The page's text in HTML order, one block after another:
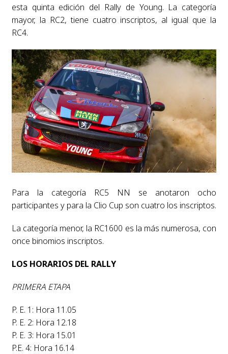
esta quinta edición del Rally de Young. La categoría
mayor, la RC2, tiene cuatro inscriptos, al igual que la
RC4.
Para la categoría RC5 NN se anotaron ocho
participantes y para la Clio Cup son cuatro los inscriptos.
La categoría menor, la RC1600 es la más numerosa, con
once binomios inscriptos.
LOS HORARIOS DEL RALLY
PRIMERA ETAPA
P. E. 1: Hora 11.05
P. E. 2: Hora 12.18
P. E. 3: Hora 15.01
P.E. 4: Hora 16.14